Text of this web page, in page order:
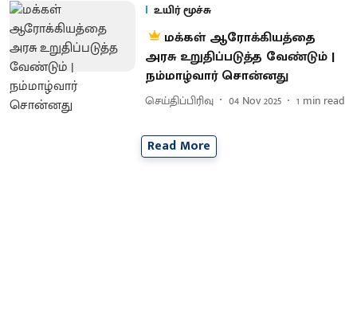
உயிர் மூச்சு
மக்கள் ஆரோக்கியத்தை
அரசு உறுதிப்படுத்த வேண்டும் |
நம்மாழ்வார் சொன்னது
செய்திப்பிரிவு 04 Nov 2025 1 min read
Read More